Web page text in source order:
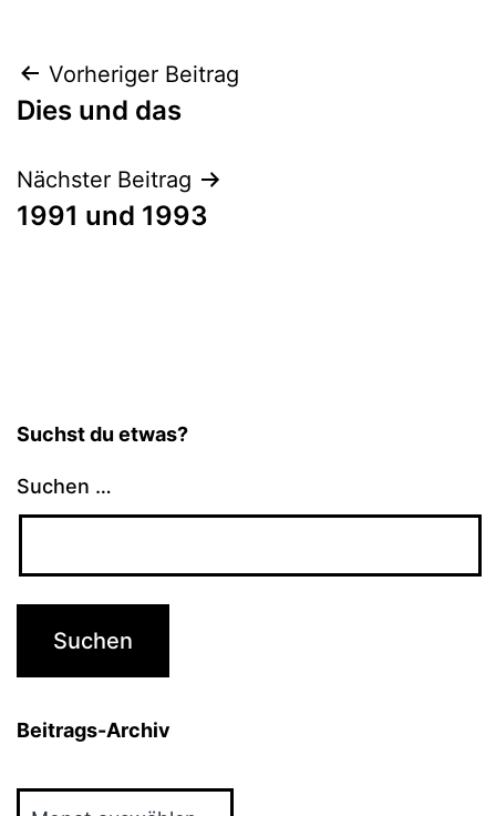
Beitragsnavigation
Vorheriger Beitrag
Dies und das
Nächster Beitrag
1991 und 1993
Suchst du etwas?
Suchen …
Beitrags-Archiv